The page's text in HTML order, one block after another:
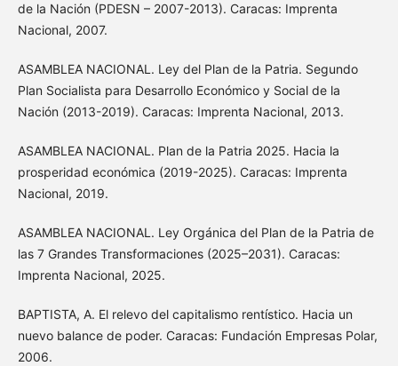
de la Nación (PDESN – 2007-2013). Caracas: Imprenta
Nacional, 2007.
ASAMBLEA NACIONAL. Ley del Plan de la Patria. Segundo
Plan Socialista para Desarrollo Económico y Social de la
Nación (2013-2019). Caracas: Imprenta Nacional, 2013.
ASAMBLEA NACIONAL. Plan de la Patria 2025. Hacia la
prosperidad económica (2019-2025). Caracas: Imprenta
Nacional, 2019.
ASAMBLEA NACIONAL. Ley Orgánica del Plan de la Patria de
las 7 Grandes Transformaciones (2025–2031). Caracas:
Imprenta Nacional, 2025.
BAPTISTA, A. El relevo del capitalismo rentístico. Hacia un
nuevo balance de poder. Caracas: Fundación Empresas Polar,
2006.